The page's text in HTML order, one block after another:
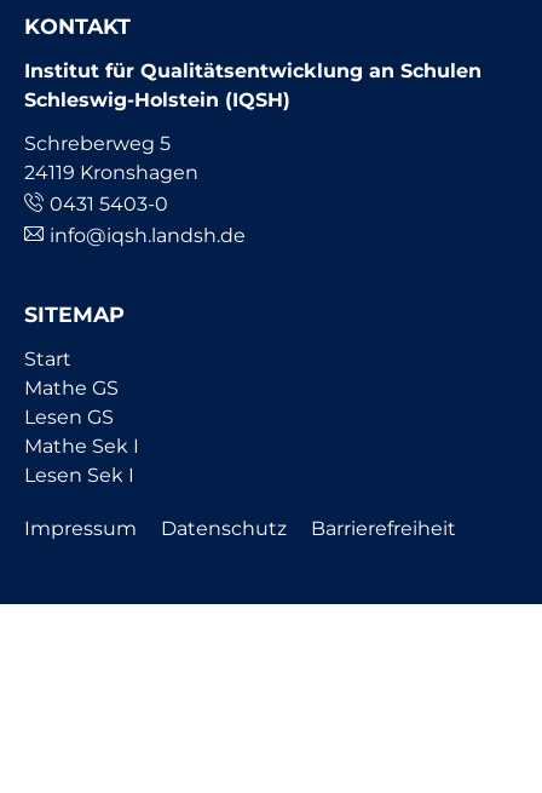
KONTAKT
Institut für Qualitätsentwicklung an Schulen
Schleswig-Holstein (IQSH)
Schreberweg 5
24119 Kronshagen
0431 5403-0
info@iqsh.landsh.de
SITEMAP
Navigation
überspringen
Start
Mathe GS
Lesen GS
Mathe Sek I
Lesen Sek I
Navigation
Impressum Datenschutz Barrierefreiheit